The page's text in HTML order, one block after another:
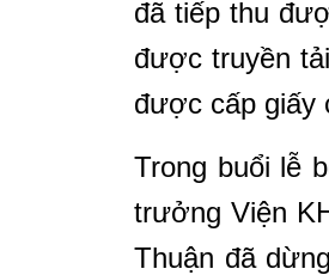
đã tiếp thu
được truyền
được cấp giấy
Trong buổi lễ
trưởng Viện
Thuận đã